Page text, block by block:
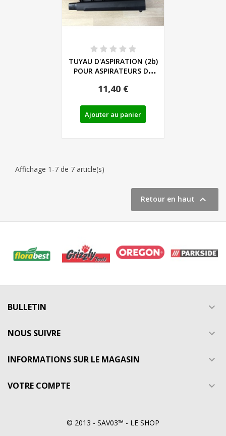
TUYAU D'ASPIRATION (2b)
POUR ASPIRATEURS DE
11,40 €
Ajouter au panier
Affichage 1-7 de 7 article(s)
Retour en haut 
BULLETIN 
NOUS SUIVRE 
INFORMATIONS SUR LE MAGASIN 
VOTRE COMPTE 
© 2013 - SAV03™ - LE SHOP